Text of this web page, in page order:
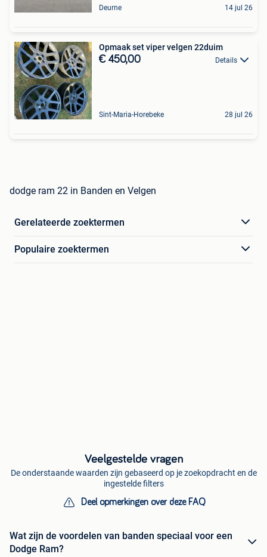
Deurne 14 jul 26
Opmaak set viper velgen 22duim
€ 450,00 Details
Sint-Maria-Horebeke 28 jul 26
dodge ram 22 in Banden en Velgen
Gerelateerde zoektermen
Populaire zoektermen
Veelgestelde vragen
De onderstaande waarden zijn gebaseerd op je zoekopdracht en de
ingestelde filters
Deel opmerkingen over deze FAQ
Wat zijn de voordelen van banden speciaal voor een
Dodge Ram?